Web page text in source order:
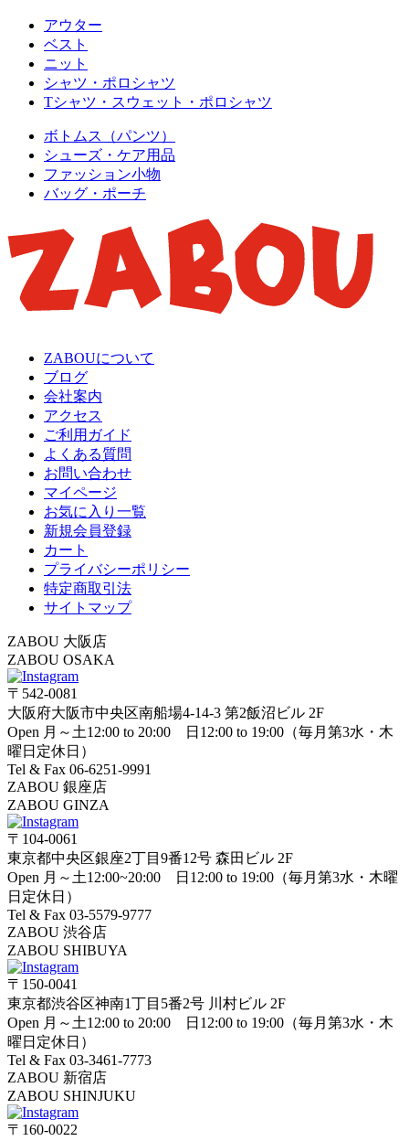
アウター
ベスト
ニット
シャツ・ポロシャツ
Tシャツ・スウェット・ポロシャツ
ボトムス（パンツ）
シューズ・ケア用品
ファッション小物
バッグ・ポーチ
ZABOUについて
ブログ
会社案内
アクセス
ご利用ガイド
よくある質問
お問い合わせ
マイページ
お気に入り一覧
新規会員登録
カート
プライバシーポリシー
特定商取引法
サイトマップ
ZABOU 大阪店
ZABOU OSAKA
〒542-0081
大阪府大阪市中央区南船場4-14-3 第2飯沼ビル 2F
Open 月～土12:00 to 20:00 日12:00 to 19:00（毎月第3水・木
曜日定休日）
Tel & Fax 06-6251-9991
ZABOU 銀座店
ZABOU GINZA
〒104-0061
東京都中央区銀座2丁目9番12号 森田ビル 2F
Open 月～土12:00~20:00 日12:00 to 19:00（毎月第3水・木曜
日定休日）
Tel & Fax 03-5579-9777
ZABOU 渋谷店
ZABOU SHIBUYA
〒150-0041
東京都渋谷区神南1丁目5番2号 川村ビル 2F
Open 月～土12:00 to 20:00 日12:00 to 19:00（毎月第3水・木
曜日定休日）
Tel & Fax 03-3461-7773
ZABOU 新宿店
ZABOU SHINJUKU
〒160-0022